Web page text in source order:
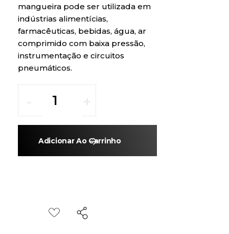
mangueira pode ser utilizada em
indústrias alimentícias,
farmacêuticas, bebidas, água, ar
comprimido com baixa pressão,
instrumentação e circuitos
pneumáticos.
Adicionar Ao Carrinho